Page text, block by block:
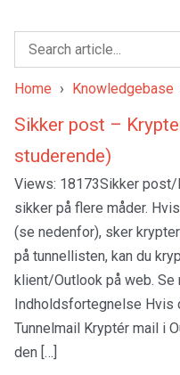
Home › Knowledgebase
Sikker post –
studerende)
Views: 18173Sikker
sikker på flere måder.
(se nedenfor), sker
på tunnellisten, kan du
klient/Outlook på web. Se
Indholdsfortegnelse Hvis
Tunnelmail Kryptér mail i
den […]